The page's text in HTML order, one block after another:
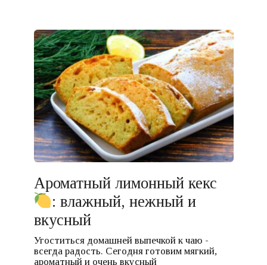
Ароматный лимонный кекс
: влажный, нежный и
вкусный
Угоститься домашней выпечкой к чаю -
всегда радость. Сегодня готовим мягкий,
ароматный и очень вкусный